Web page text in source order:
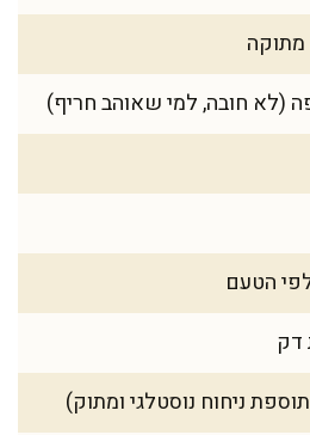
(לא חובה, למי שאוהב חריף)
הטעם